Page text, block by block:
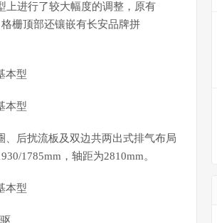
进行了较大幅度的调整，原有
栅顶部还镶嵌有长安品牌拼
后扰流板及双边共两出式排气布局
1785mm，轴距为2810mm。